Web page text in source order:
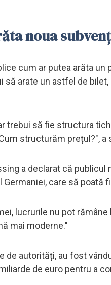
noua
cum ar putea arăta
să arate un astfel de
trebui să fie structura
structurăm prețul?", a
a declarat că
care să
lucrurile nu pot
mai moderne."
autorități, au fost
de euro pentru a